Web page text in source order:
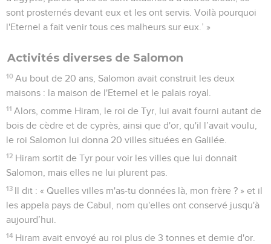
sont prosternés devant eux et les ont servis. Voilà pourquoi
l'Eternel a fait venir tous ces malheurs sur eux.’ »
Activités diverses de Salomon
10 Au bout de 20 ans, Salomon avait construit les deux
maisons : la maison de l'Eternel et le palais royal.
11 Alors, comme Hiram, le roi de Tyr, lui avait fourni autant de
bois de cèdre et de cyprès, ainsi que d'or, qu'il l’avait voulu,
le roi Salomon lui donna 20 villes situées en Galilée.
12 Hiram sortit de Tyr pour voir les villes que lui donnait
Salomon, mais elles ne lui plurent pas.
13 Il dit : « Quelles villes m'as-tu données là, mon frère ? » et il
les appela pays de Cabul, nom qu'elles ont conservé jusqu'à
aujourd’hui.
14 Hiram avait envoyé au roi plus de 3 tonnes et demie d'or.